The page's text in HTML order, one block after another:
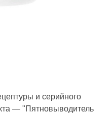
и серийного
— "Пятновыводитель